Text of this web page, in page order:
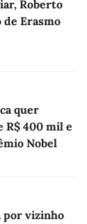
Roberto
de Erasmo
quer
R$ 400 mil e
Nobel
por vizinho